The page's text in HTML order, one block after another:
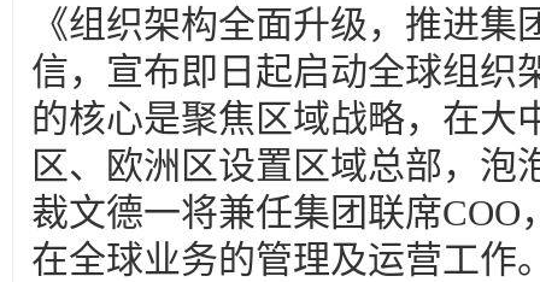
《组织架构全面升级，推进
信，宣布即日起启动全球组织
的核心是聚焦区域战略，在大
区、欧洲区设置区域总部，泡
裁文德一将兼任集团联席
在全球业务的管理及运营工作